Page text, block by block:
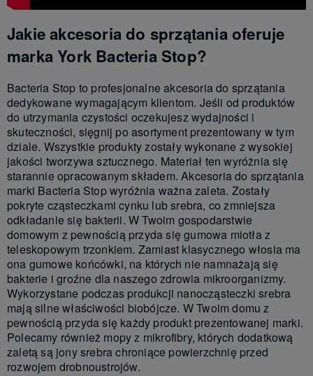
Jakie akcesoria do sprzątania oferuje
marka York Bacteria Stop?
Bacteria Stop to profesjonalne akcesoria do sprzątania
dedykowane wymagającym klientom. Jeśli od produktów
do utrzymania czystości oczekujesz wydajności i
skuteczności, sięgnij po asortyment prezentowany w tym
dziale. Wszystkie produkty zostały wykonane z wysokiej
jakości tworzywa sztucznego. Materiał ten wyróżnia się
starannie opracowanym składem. Akcesoria do sprzątania
marki Bacteria Stop wyróżnia ważna zaleta. Zostały
pokryte cząsteczkami cynku lub srebra, co zmniejsza
odkładanie się bakterii. W Twoim gospodarstwie
domowym z pewnością przyda się gumowa miotła z
teleskopowym trzonkiem. Zamiast klasycznego włosia ma
ona gumowe końcówki, na których nie namnażają się
bakterie i groźne dla naszego zdrowia mikroorganizmy.
Wykorzystane podczas produkcji nanocząsteczki srebra
mają silne właściwości biobójcze. W Twoim domu z
pewnością przyda się każdy produkt prezentowanej marki.
Polecamy również mopy z mikrofibry, których dodatkową
zaletą są jony srebra chroniące powierzchnię przed
rozwojem drobnoustrojów.